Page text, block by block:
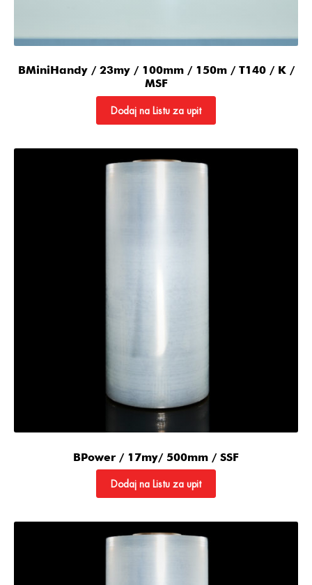
BMiniHandy / 23my / 100mm / 150m / T140 / K /
MSF
Dodaj na Listu za upit
BPower / 17my/ 500mm / SSF
Dodaj na Listu za upit